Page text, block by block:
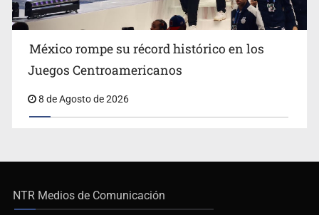
México rompe su récord histórico en los
Juegos Centroamericanos
8 de Agosto de 2026
NTR Medios de Comunicación